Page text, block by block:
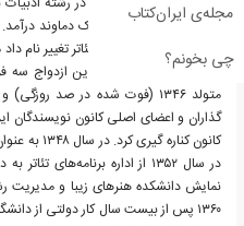
مجله‌ی ایران‌کتاب
چی بخونم؟
کانون
در سال ۱۳۵۲ از اداره برنامه‌های
نمایش دانشکده هنرهای زیبا و مدیریت